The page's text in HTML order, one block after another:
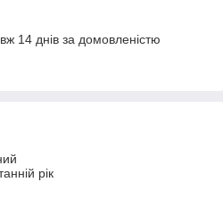
14 днів за домовленістю
рік